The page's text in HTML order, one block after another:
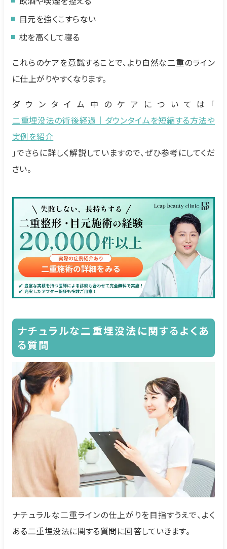
目元を強くこすらない
枕を高くして寝る
これらのケアを意識することで、より自然な二重のライン
に仕上がりやすくなります。
ダウンタイム中のケアについては「
二重埋没法の術後経過｜ダウンタイムを短縮する方法や
実例を紹介
」でさらに詳しく解説していますので、ぜひ参考にしてくだ
さい。
ナチュラルな二重埋没法に関するよくあ
る質問
ナチュラルな二重ラインの仕上がりを目指すうえで、よく
ある二重埋没法に関する質問に回答していきます。